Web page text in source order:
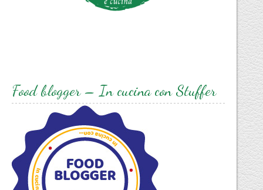
Food blogger – In cucina con Stuffer